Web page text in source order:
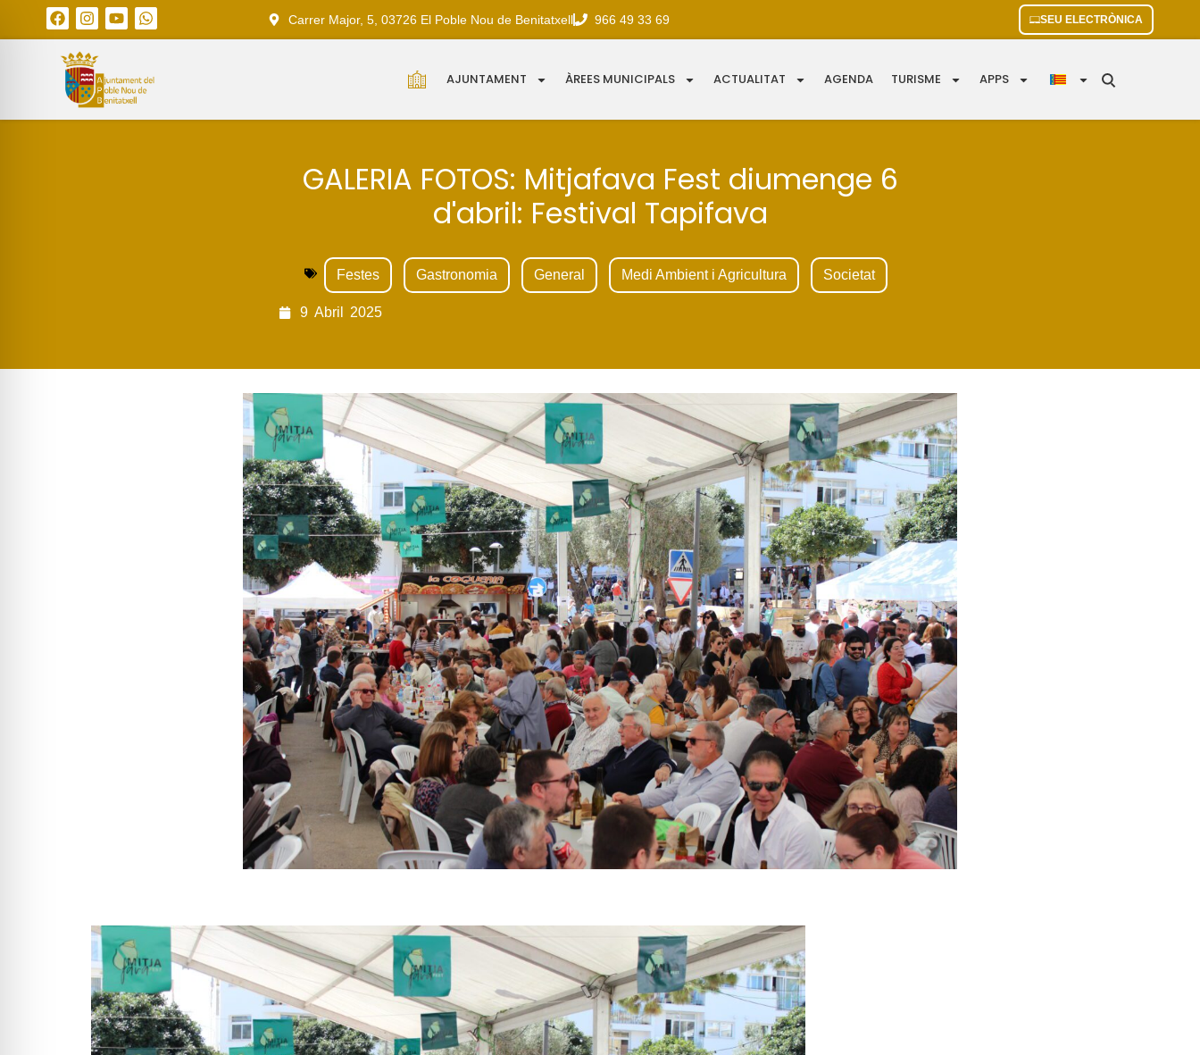
Carrer Major, 5, 03726 El Poble Nou de Benitatxell 966 49 33 69 SEU ELECTRÒNICA
AJUNTAMENT ÀREES MUNICIPALS ACTUALITAT AGENDA TURISME APPS
GALERIA FOTOS: Mitjafava Fest diumenge 6
d'abril: Festival Tapifava
Festes Gastronomia General Medi Ambient i Agricultura Societat
9 Abril 2025